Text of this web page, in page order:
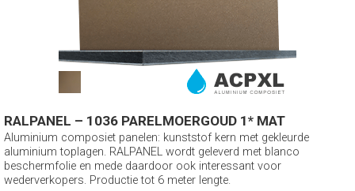
RALPANEL – 1036 PARELMOERGOUD 1* MAT
Aluminium composiet panelen: kunststof kern met gekleurde
aluminium toplagen. RALPANEL wordt geleverd met blanco
beschermfolie en mede daardoor ook interessant voor
wederverkopers. Productie tot 6 meter lengte.